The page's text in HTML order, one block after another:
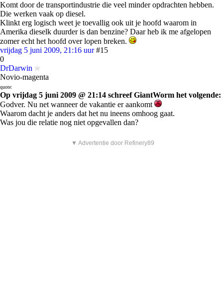
Komt door de transportindustrie die veel minder opdrachten hebben.
Die werken vaak op diesel.
Klinkt erg logisch weet je toevallig ook uit je hoofd waarom in
Amerika dieselk duurder is dan benzine? Daar heb ik me afgelopen
zomer echt het hoofd over lopen breken.
vrijdag 5 juni 2009, 21:16 uur #15
0
DrDarwin
Novio-magenta
quote:
Op vrijdag 5 juni 2009 @ 21:14 schreef GiantWorm het volgende:
Godver. Nu net wanneer de vakantie er aankomt
Waarom dacht je anders dat het nu ineens omhoog gaat.
Was jou die relatie nog niet opgevallen dan?
▼ Advertentie door Refinery89